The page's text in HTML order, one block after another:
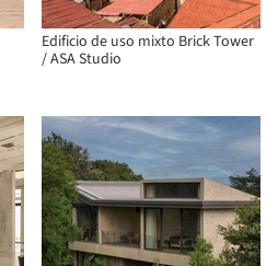
Edificio de uso mixto Brick Tower
/ ASA Studio